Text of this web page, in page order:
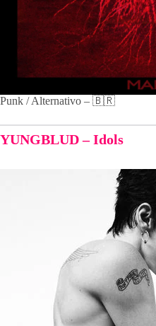
Punk / Alternativo – 🇧🇷
YUNGBLUD – Idols